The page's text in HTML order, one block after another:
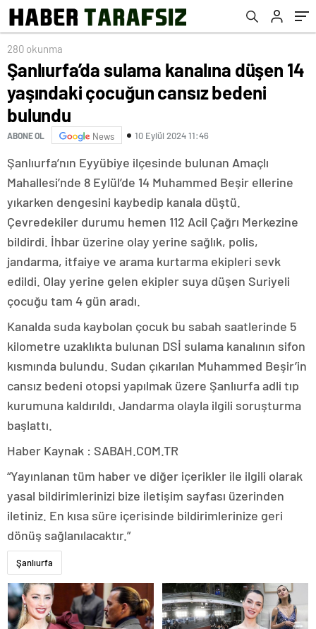
280 okunma
Şanlıurfa’da sulama kanalına düşen 14
yaşındaki çocuğun cansız bedeni
bulundu
ABONE OL News 10 Eylül 2024 11:46
Şanlıurfa’nın Eyyübiye ilçesinde bulunan Amaçlı
Mahallesi’nde 8 Eylül’de 14 Muhammed Beşir ellerine
yıkarken dengesini kaybedip kanala düştü.
Çevredekiler durumu hemen 112 Acil Çağrı Merkezine
bildirdi. İhbar üzerine olay yerine sağlık, polis,
jandarma, itfaiye ve arama kurtarma ekipleri sevk
edildi. Olay yerine gelen ekipler suya düşen Suriyeli
çocuğu tam 4 gün aradı.
Kanalda suda kaybolan çocuk bu sabah saatlerinde 5
kilometre uzaklıkta bulunan DSİ sulama kanalının sifon
kısmında bulundu. Sudan çıkarılan Muhammed Beşir’in
cansız bedeni otopsi yapılmak üzere Şanlıurfa adli tıp
kurumuna kaldırıldı. Jandarma olayla ilgili soruşturma
başlattı.
Haber Kaynak : SABAH.COM.TR
“Yayınlanan tüm haber ve diğer içerikler ile ilgili olarak
yasal bildirimlerinizi bize iletişim sayfası üzerinden
iletiniz. En kısa süre içerisinde bildirimlerinize geri
dönüş sağlanılacaktır.”
Şanlıurfa